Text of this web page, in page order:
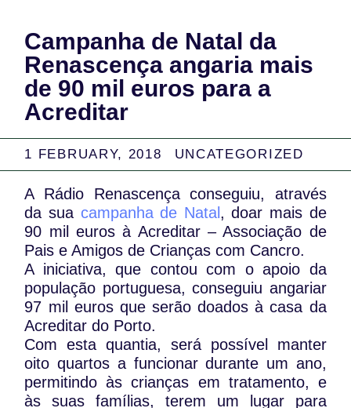
Campanha de Natal da
Renascença angaria mais
de 90 mil euros para a
Acreditar
1 FEBRUARY, 2018 UNCATEGORIZED
A Rádio Renascença conseguiu, através
da sua campanha de Natal , doar mais de
90 mil euros à Acreditar – Associação de
Pais e Amigos de Crianças com Cancro.
A iniciativa, que contou com o apoio da
população portuguesa, conseguiu angariar
97 mil euros que serão doados à casa da
Acreditar do Porto.
Com esta quantia, será possível manter
oito quartos a funcionar durante um ano,
permitindo às crianças em tratamento, e
às suas famílias, terem um lugar para